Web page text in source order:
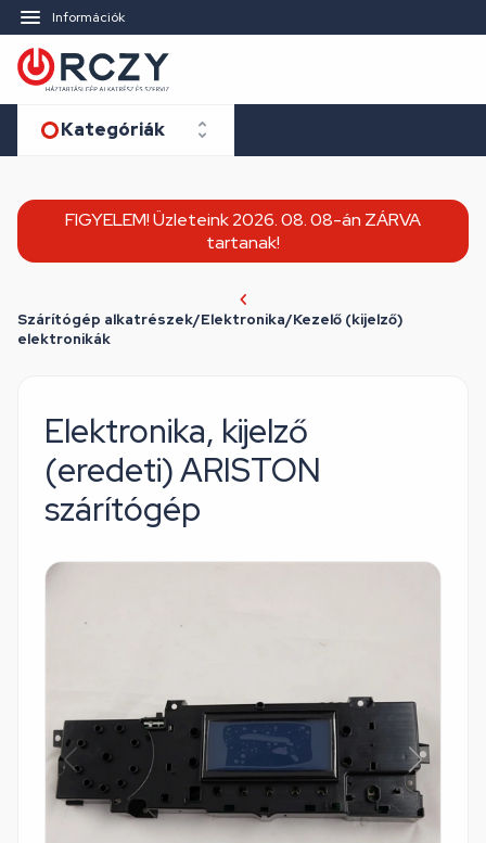
Információk
Kategóriák
FIGYELEM! Üzleteink 2026. 08. 08-án ZÁRVA
tartanak!
Szárítógép alkatrészek/Elektronika/Kezelő (kijelző)
elektronikák
Elektronika, kijelző
(eredeti) ARISTON
szárítógép